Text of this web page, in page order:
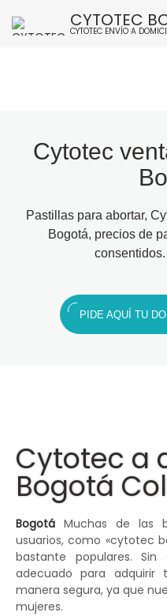
CYTOTEC
CYTOTEC ENVÍO A
Cytotec
Pastillas para abortar,
Bogotá, precios de
PIDE AQUÍ TU
Cytotec a
Bogotá
Bogotá Muchas de las
usuarios, como «cytotec
bastante populares.
adecuado para adquirir
manera segura, ya que
mujeres.